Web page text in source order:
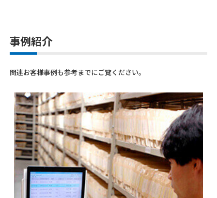
事例紹介
関連お客様事例も参考までにご覧ください。